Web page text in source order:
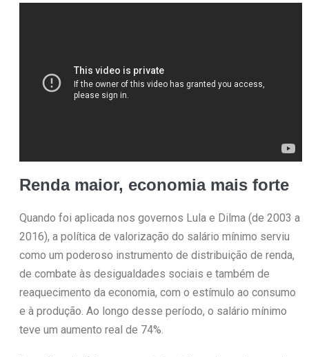
Renda maior, economia mais forte
Quando foi aplicada nos governos Lula e Dilma (de 2003 a
2016), a política de valorização do salário mínimo serviu
como um poderoso instrumento de distribuição de renda,
de combate às desigualdades sociais e também de
reaquecimento da economia, com o estímulo ao consumo
e à produção. Ao longo desse período, o salário mínimo
teve um aumento real de 74%.